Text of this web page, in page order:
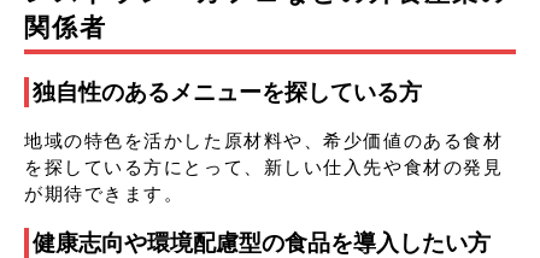
関係者
独自性のあるメニューを探している方
地域の特色を活かした原材料や、希少価値のある食材
を探している方にとって、新しい仕入先や食材の発見
が期待できます。
健康志向や環境配慮型の食品を導入したい方